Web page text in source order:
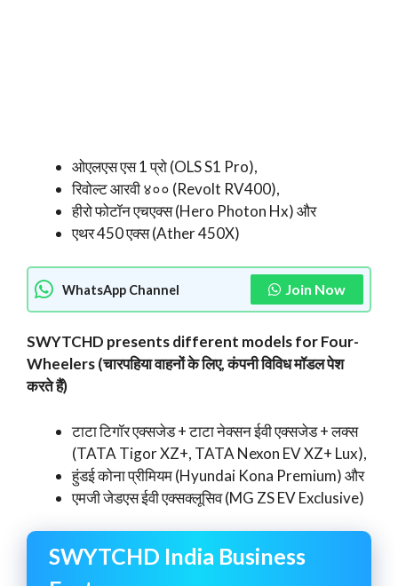
ओएलएस एस 1 प्रो (OLS S1 Pro),
रिवोल्ट आरवी ४०० (Revolt RV400),
हीरो फोटॉन एचएक्स (Hero Photon Hx) और
एथर 450 एक्स (Ather 450X)
WhatsApp Channel Join Now
SWYTCHD presents different models for Four-
Wheelers (चारपहिया वाहनों के लिए, कंपनी विविध मॉडल पेश
करते हैं)
टाटा टिगॉर एक्सजेड + टाटा नेक्सन ईवी एक्सजेड + लक्स
(TATA Tigor XZ+, TATA Nexon EV XZ+ Lux),
हुंडई कोना प्रीमियम (Hyundai Kona Premium) और
एमजी जेडएस ईवी एक्सक्लूसिव (MG ZS EV Exclusive)
SWYTCHD India Business